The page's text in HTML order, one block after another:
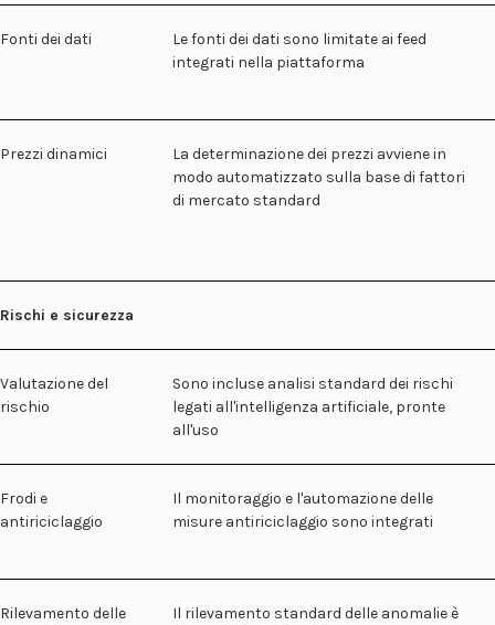
Fonti dei dati
Le fonti dei dati sono limitate ai feed
integrati nella piattaforma
Prezzi dinamici
La determinazione dei prezzi avviene in
modo automatizzato sulla base di fattori
di mercato standard
Rischi e sicurezza
Valutazione del
rischio
Sono incluse analisi standard dei rischi
legati all'intelligenza artificiale, pronte
all'uso
Frodi e
antiriciclaggio
Il monitoraggio e l'automazione delle
misure antiriciclaggio sono integrati
Rilevamento delle
Il rilevamento standard delle anomalie è